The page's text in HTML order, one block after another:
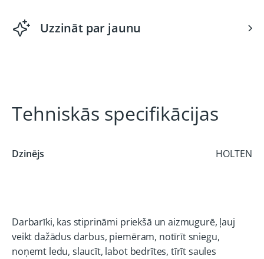
Uzzināt par jaunu
Tehniskās specifikācijas
Dzinējs HOLTEN
Darbarīki, kas stiprināmi priekšā un aizmugurē, ļauj
veikt dažādus darbus, piemēram, notīrīt sniegu,
noņemt ledu, slaucīt, labot bedrītes, tīrīt saules